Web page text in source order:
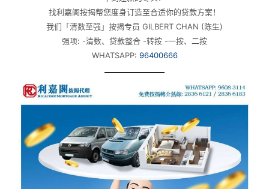
找利嘉阁按揭帮您度身订造至合适你的贷款方案！
我们「清数至强」按揭专员 GILBERT CHAN (陈生)
强项: -清数、贷款整合 -转按 -一按、二按
WHATSAPP: 96400666